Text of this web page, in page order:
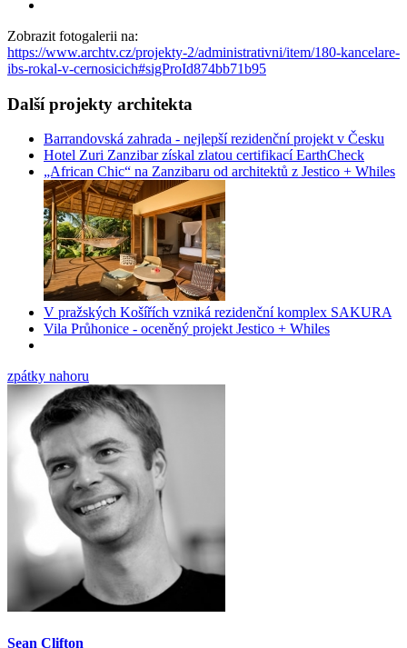
Zobrazit fotogalerii na:
https://www.archtv.cz/projekty-2/administrativni/item/180-kancelare-
ibs-rokal-v-cernosicich#sigProId874bb71b95
Další projekty architekta
Barrandovská zahrada - nejlepší rezidenční projekt v Česku
Hotel Zuri Zanzibar získal zlatou certifikací EarthCheck
„African Chic“ na Zanzibaru od architektů z Jestico + Whiles
V pražských Košířích vzniká rezidenční komplex SAKURA
Vila Průhonice - oceněný projekt Jestico + Whiles
zpátky nahoru
Sean Clifton